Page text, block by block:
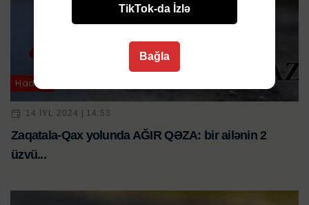
Hadisə
14 IYL 2024 | 14:53
Zaqatala-Qax yolunda AĞIR QƏZA: bir ailənin 2
üzvü...
TikTok-da İzlə
Bağla